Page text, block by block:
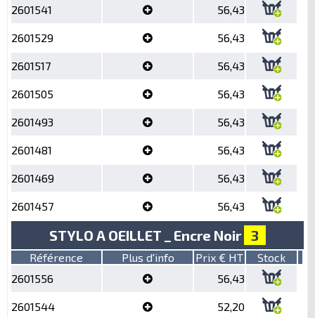
2601541 56,43
2601529 56,43
2601517 56,43
2601505 56,43
2601493 56,43
2601481 56,43
2601469 56,43
2601457 56,43
STYLO A OEILLET _ Encre Noir 3
Référence Plus d'info Prix € HT
Stock
2601556
56,43
2601544 52,20